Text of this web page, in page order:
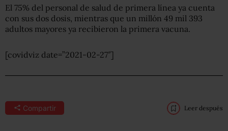
El 75% del personal de salud de primera línea ya cuenta
con sus dos dosis, mientras que un millón 49 mil 393
adultos mayores ya recibieron la primera vacuna.
[covidviz date=”2021-02-27″]
Compartir Leer después